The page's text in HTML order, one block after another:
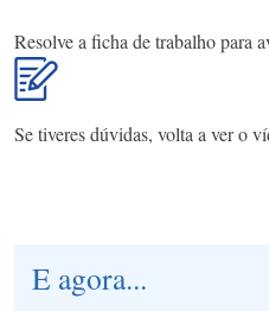
Resolve a ficha de trabalho para
Se tiveres dúvidas, volta a ver o
E agora...